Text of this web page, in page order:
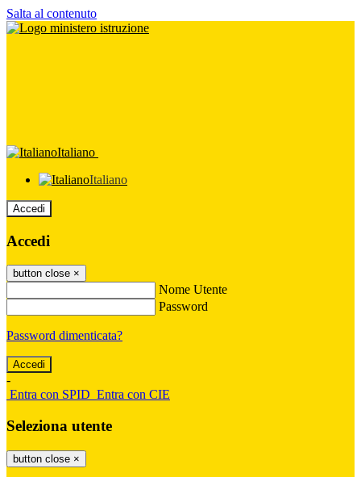
Salta al contenuto
Italiano
Italiano
Accedi
Accedi
button close ×
Nome Utente
Password
Password dimenticata?
-
Entra con SPID Entra con CIE
Seleziona utente
button close ×